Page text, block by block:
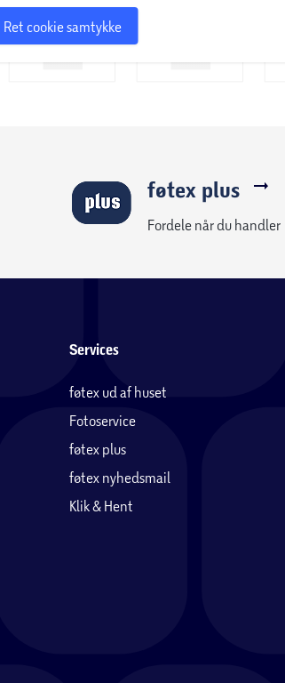
Ret cookie samtykke
føtex plus
Fordele når du handler
Services
føtex ud af huset
Fotoservice
føtex plus
føtex nyhedsmail
Klik & Hent